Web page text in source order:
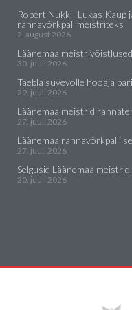
Robert Nukki–Lukas Kaup
rannavõrkpallimeistriteks
2. august 2026
Läänemaa
30. juuli 2026
Taebla suvevolle hooaja
29. juuli 2026
Läänemaa meistrid
27. juuli 2026
Läänemaa rannavõrkpalli
27. juuli 2026
Selgusid Läänemaa
20. juuli 2026